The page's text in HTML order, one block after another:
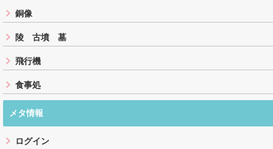
銅像
陵 古墳 墓
飛行機
食事処
メタ情報
ログイン